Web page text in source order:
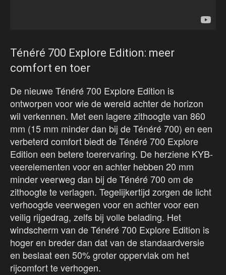
Ténéré 700 Explore Edition: meer
comfort en toer
De nieuwe Ténéré 700 Explore Edition is
ontworpen voor wie de wereld achter de horizon
wil verkennen. Met een lagere zithoogte van 860
mm (15 mm minder dan bij de Ténéré 700) en een
verbeterd comfort biedt de Ténéré 700 Explore
Edition een betere toerervaring. De herziene KYB-
veerelementen voor en achter hebben 20 mm
minder veerweg dan bij de Ténéré 700 om de
zithoogte te verlagen. Tegelijkertijd zorgen de licht
verhoogde veerwegen voor en achter voor een
veilig rijgedrag, zelfs bij volle belading. Het
windscherm van de Ténéré 700 Explore Edition is
hoger en breder dan dat van de standaardversie
en beslaat een 50% groter oppervlak om het
rijcomfort te verhogen.